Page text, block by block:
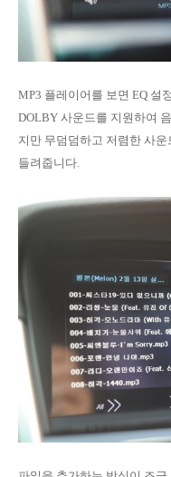
MP3 플레이어를 보면 EQ 설
DOLBY 사운드를 지원하여
지만 무덤덤하고 저렴한 사
들려줍니다.